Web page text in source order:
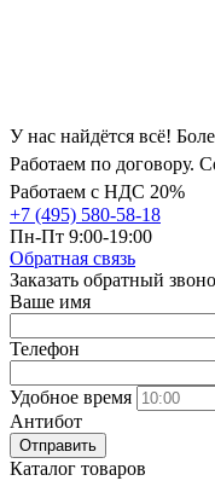
У нас найдётся всё!
Работаем по договору.
Работаем с НДС 20%
+7 (495) 580-58-18
Пн-Пт 9:00-19:00
Обратная связь
Заказать обратный
Ваше имя
Телефон
Удобное время
Антибот
Отправить
Каталог товаров